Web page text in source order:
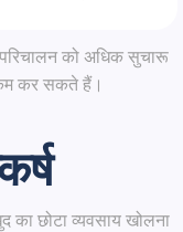
को अधिक सुचारू
कर सकते हैं।
का छोटा व्यवसाय खोलना